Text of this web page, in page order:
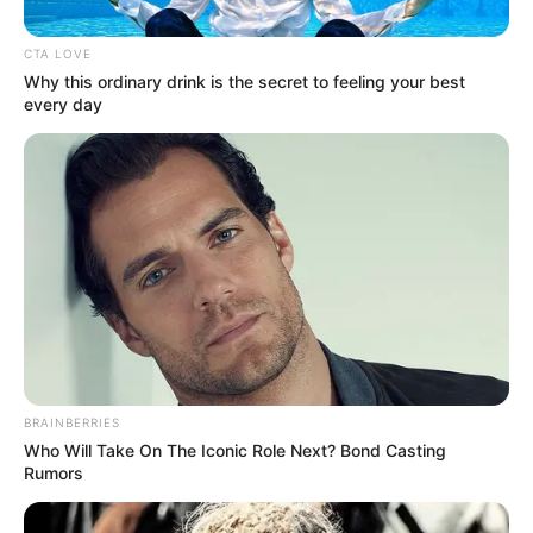
Camila Díaz - RCN Radio y X (@reposuarez2010)
Nuevas tarifas de Cootransfunza.
Por:
Anthonny José Galindo Florian
Julio 24, 2025
CTA LOVE
Why this ordinary drink is the secret to feeling your best
every day
BRAINBERRIES
Who Will Take On The Iconic Role Next? Bond Casting
Rumors